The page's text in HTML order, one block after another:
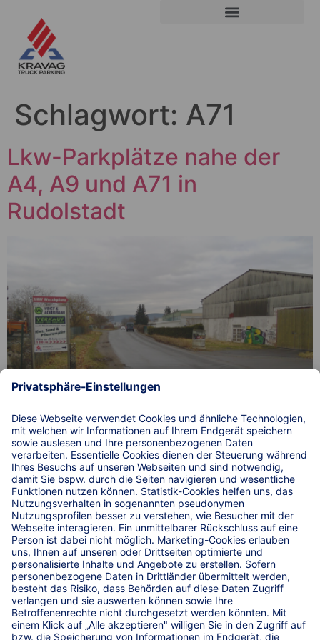
Schlagwort: A71
Lkw-Parkplätze nahe der
A4, A9 und A71 in
Rudolstadt
Einfach. Sicher. Parken. an der B88/A4/A9/ A71 in
Rudolstadt in Thüringen.
© 2026 WIRKSTATT GmbH